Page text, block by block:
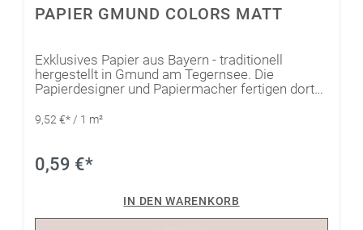
PAPIER GMUND COLORS MATT
Exklusives Papier aus Bayern - traditionell
hergestellt in Gmund am Tegernsee. Die
Papierdesigner und Papiermacher fertigen dort
hochwertige Büttenpapiere, umweltbewusst,
Arbeiten mit Papier - egal ob Plotten, Stanzen,
Stempeln oder Colorieren. Durch seine
allen gängigen Geräten wie Hobbyplotter oder
der Big Shot sehr präzise verarbeiten.Gmund
9,52 €* / 1 m²
0,59 €*
IN DEN WARENKORB